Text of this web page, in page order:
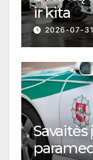
ir kita
2026-07-31